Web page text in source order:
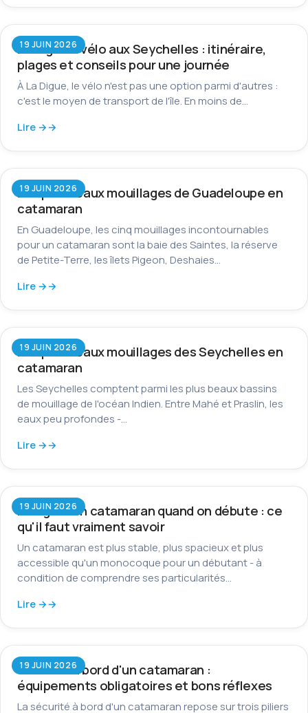
19 JUIN 2026
La Digue à vélo aux Seychelles : itinéraire,
plages et conseils pour une journée
À La Digue, le vélo n'est pas une option parmi d'autres :
c'est le moyen de transport de l'île. En moins de…
Lire →
19 JUIN 2026
Les plus beaux mouillages de Guadeloupe en
catamaran
En Guadeloupe, les cinq mouillages incontournables
pour un catamaran sont la baie des Saintes, la réserve
de Petite-Terre, les îlets Pigeon, Deshaies…
Lire →
19 JUIN 2026
Les plus beaux mouillages des Seychelles en
catamaran
Les Seychelles comptent parmi les plus beaux bassins
de mouillage de l'océan Indien. Entre Mahé et Praslin, les
eaux peu profondes -…
Lire →
19 JUIN 2026
Naviguer en catamaran quand on débute : ce
qu'il faut vraiment savoir
Un catamaran est plus stable, plus spacieux et plus
accessible qu'un monocoque pour un débutant - à
condition de comprendre ses particularités…
Lire →
19 JUIN 2026
Sécurité à bord d'un catamaran :
équipements obligatoires et bons réflexes
La sécurité à bord d'un catamaran repose sur trois piliers